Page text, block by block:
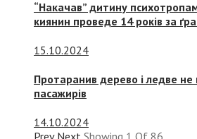
“Накачав” дитину
киянин проведе 14 років за
15.10.2024
Протаранив дерево і ледве не
пасажирів
14.10.2024